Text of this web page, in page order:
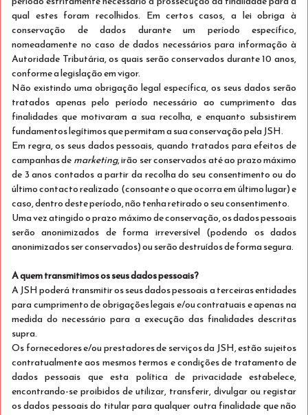
Dormem 2
Ver detalhes Apenas 1 quarto disponível
Não reembolsável
Restrições de tarifa:
Reserva antecipada de 20 dias
2-NIGHT DEAL
Só Alojamento
Fique 2 Noites, Poupe 25%!
Exclusivo para Mobile
qual estes foram recolhidos. Em certos casos, a lei obriga à
conservação de dados durante um período específico,
nomeadamente no caso de dados necessários para informação à
Autoridade Tributária, os quais serão conservados durante 10 anos,
conforme a legislação em vigor.
Não existindo uma obrigação legal específica, os seus dados serão
tratados apenas pelo período necessário ao cumprimento das
finalidades que motivaram a sua recolha, e enquanto subsistirem
fundamentos legítimos que permitam a sua conservação pela JSH.
Em regra, os seus dados pessoais, quando tratados para efeitos de
campanhas demarketing, irão ser conservados até ao prazo máximo
de 3 anos contados a partir da recolha do seu consentimento ou do
último contacto realizado (consoante o que ocorra em último lugar) e
caso, dentro deste período, não tenha retirado o seu consentimento.
Uma vez atingido o prazo máximo de conservação, os dados pessoais
serão anonimizados de forma irreversível (podendo os dados
anonimizados ser conservados) ou serão destruídos de forma segura.
A quem transmitimos os seus dados pessoais?
A JSH poderá transmitir os seus dados pessoais a terceiras entidades
para cumprimento de obrigações legais e/ou contratuais e apenas na
medida do necessário para a execução das finalidades descritas
supra.
Os fornecedores e/ou prestadores de serviços da JSH, estão sujeitos
contratualmente aos mesmos termos e condições de tratamento de
dados pessoais que esta política de privacidade estabelece,
encontrando-se proibidos de utilizar, transferir, divulgar ou registar
os dados pessoais do titular para qualquer outra finalidade que não